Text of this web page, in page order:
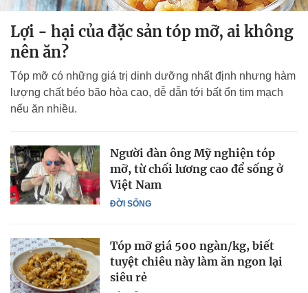
Lợi - hại của đặc sản tóp mỡ, ai không
nên ăn?
Tóp mỡ có những giá trị dinh dưỡng nhất định nhưng hàm
lượng chất béo bão hòa cao, dễ dẫn tới bất ổn tim mạch
nếu ăn nhiều.
ĐỜI SỐNG
Người đàn ông Mỹ nghiện tóp
mỡ, từ chối lương cao để sống ở
Việt Nam
Tóp mỡ giá 500 ngàn/kg, biết
tuyệt chiêu này làm ăn ngon lại
siêu rẻ